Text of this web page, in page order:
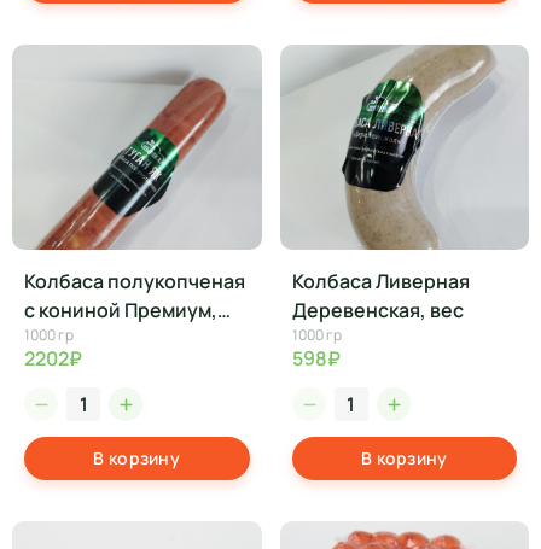
Колбаса полукопченая
с кониной Премиум,
вес
1000 гр
2202₽
В корзину
Колбаса Ливерная
Деревенская, вес
1000 гр
598₽
В корзину